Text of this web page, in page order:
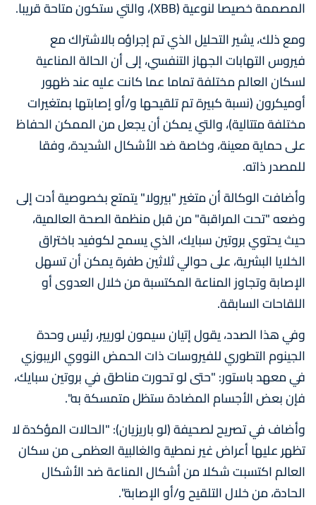
المصممة خصيصا لنوعية (XBB)، والتي ستكون متاحة قريبا.
ومع ذلك، يشير التحليل الذي تم إجراؤه بالاشتراك مع
فيروس التهابات الجهاز التنفسي، إلى أن الحالة المناعية
لسكان العالم مختلفة تماما عما كانت عليه عند ظهور
أوميكرون (نسبة كبيرة تم تلقيحها و/أو إصابتها بمتغيرات
مختلفة متتالية)، والتي يمكن أن يجعل من الممكن الحفاظ
على حماية معينة، وخاصة ضد الأشكال الشديدة، وفقا
للمصدر ذاته.
وأضافت الوكالة أن متغير "بيرولا" يتمتع بخصوصية أدت إلى
وضعه "تحت المراقبة" من قبل منظمة الصحة العالمية،
حيث يحتوي بروتين سبايك، الذي يسمح لكوفيد باختراق
الخلايا البشرية، على حوالي ثلاثين طفرة يمكن أن تسهل
الإصابة وتجاوز المناعة المكتسبة من خلال العدوى أو
اللقاحات السابقة.
وفي هذا الصدد، يقول إتيان سيمون لوريير، رئيس وحدة
الجينوم التطوري للفيروسات ذات الحمض النووي الريبوزي
في معهد باستور: "حتى لو تحورت مناطق في بروتين سبايك،
فإن بعض الأجسام المضادة ستظل متمسكة به".
وأضاف في تصريح لصحيفة (لو باريزيان): "الحالات المؤكدة لا
تظهر عليها أعراض غير نمطية والغالبية العظمى من سكان
العالم اكتسبت شكلا من أشكال المناعة ضد الأشكال
الحادة، من خلال التلقيح و/أو الإصابة".